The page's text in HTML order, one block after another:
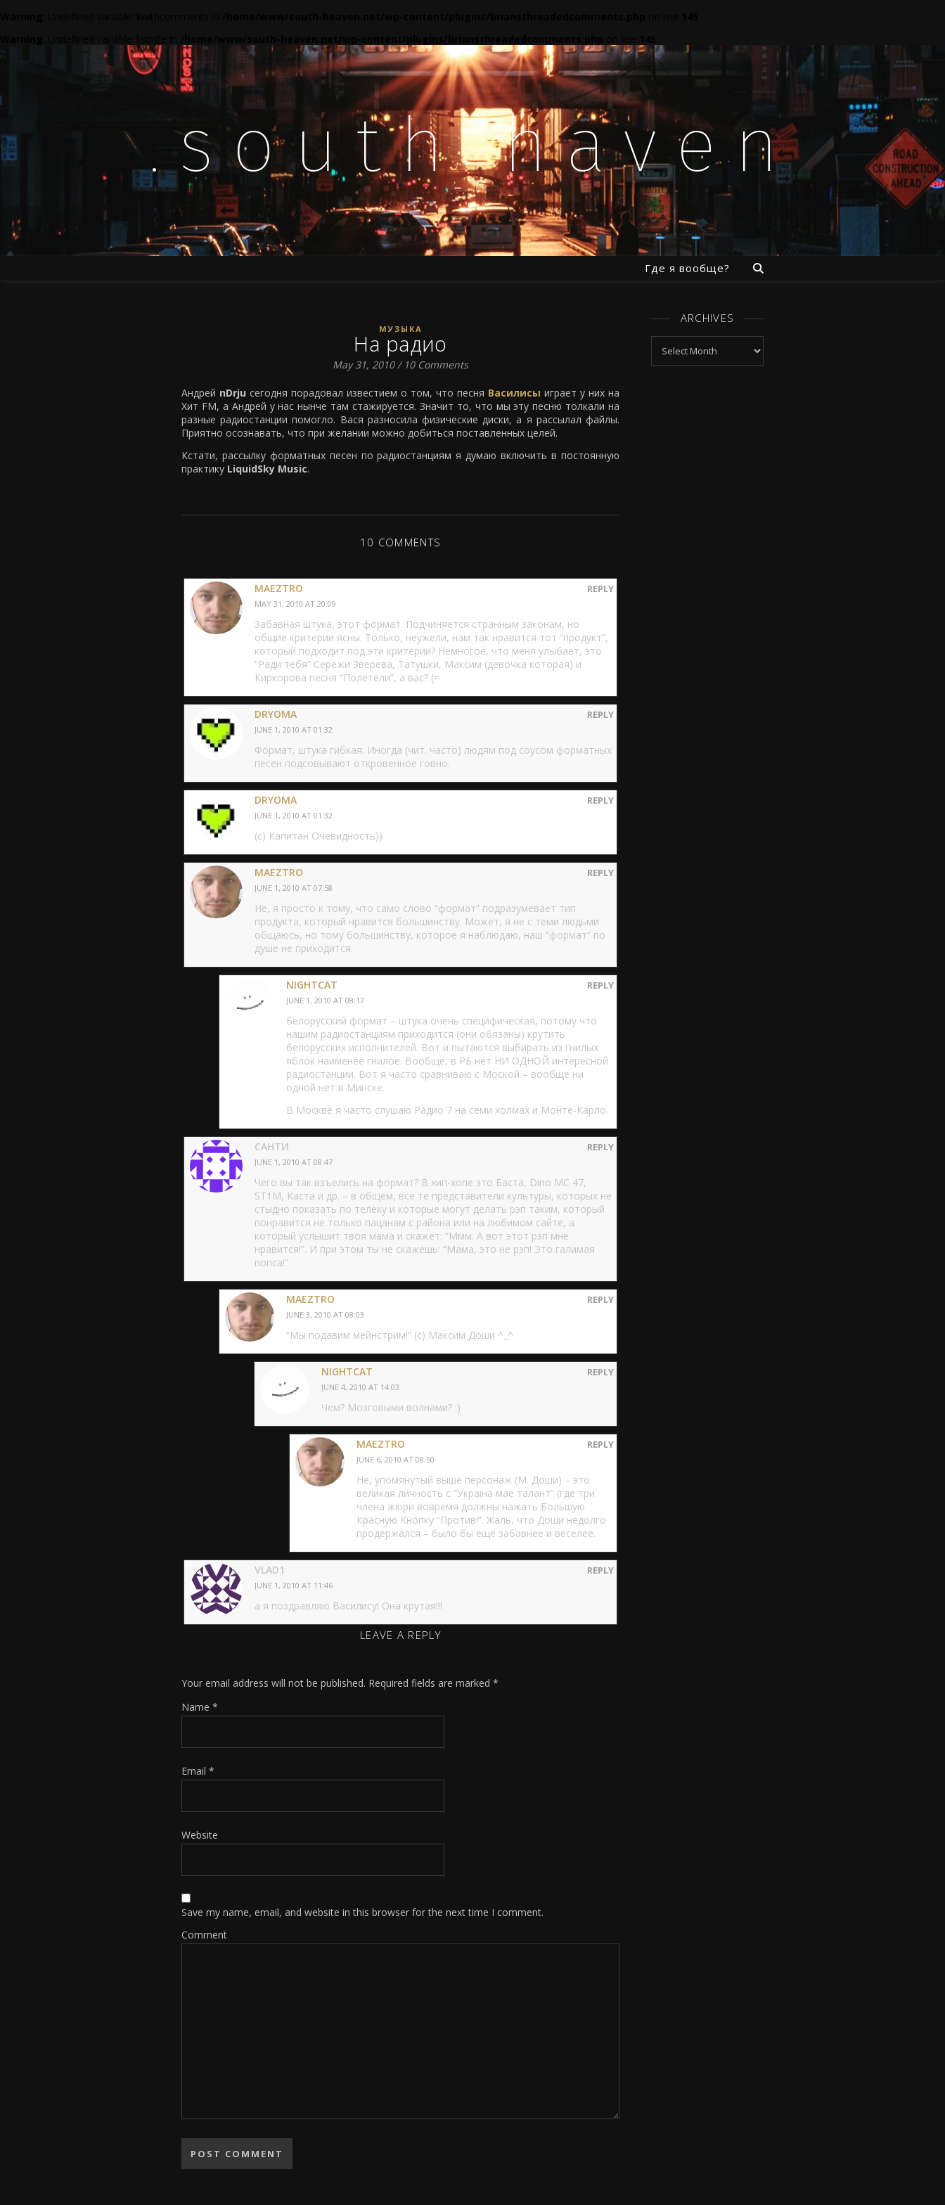
.south haven
Где я вообще?
МУЗЫКА
На радио
May 31, 2010 / 10 Comments
Андрей nDrju сегодня порадовал известием о том, что песня Василисы играет у них на
Хит FM, а Андрей у нас нынче там стажируется. Значит то, что мы эту песню толкали на
разные радиостанции помогло. Вася разносила физические диски, а я рассылал файлы.
Приятно осознавать, что при желании можно добиться поставленных целей.
Кстати, рассылку форматных песен по радиостанциям я думаю включить в постоянную
практику LiquidSky Music.
10 COMMENTS
MAEZTRO
MAY 31, 2010 AT 20:09
REPLY
Забавная штука, этот формат. Подчиняется странным законам, но
общие критерии ясны. Только, неужели, нам так нравится тот “продукт”,
который подходит под эти критерии? Немногое, что меня улыбает, это
“Ради тебя” Сережи Зверева, Татушки, Максим (девочка которая) и
Киркорова песня “Полетели”, а вас? (=
DRYOMA
JUNE 1, 2010 AT 01:32
REPLY
Формат, штука гибкая. Иногда (чит. часто) людям под соусом форматных
песен подсовывают откровенное говно.
DRYOMA
JUNE 1, 2010 AT 01:32
REPLY
(с) Капитан Очевидность))
MAEZTRO
JUNE 1, 2010 AT 07:58
REPLY
Не, я просто к тому, что само слово “формат” подразумевает тип
продукта, который нравится большинству. Может, я не с теми людьми
общаюсь, но тому большинству, которое я наблюдаю, наш “формат” по
душе не приходится.
NIGHTCAT
JUNE 1, 2010 AT 08:17
REPLY
Белорусский формат – штука очень специфическая, потому что
нашим радиостанциям приходится (они обязаны) крутить
белорусских исполнителей. Вот и пытаются выбирать из гнилых
яблок наименее гнилое. Вообще, в РБ нет НИ ОДНОЙ интересной
радиостанции. Вот я часто сравниваю с Моской – вообще ни
одной нет в Минске.
В Москве я часто слушаю Радио 7 на семи холмах и Монте-Карло.
САНТИ
JUNE 1, 2010 AT 08:47
REPLY
Чего вы так взъелись на формат? В хип-хопе это Баста, Dino MC 47,
ST1M, Каста и др. – в общем, все те представители культуры, которых не
стыдно показать по телеку и которые могут делать рэп таким, который
понравится не только пацанам с района или на любимом сайте, а
который услышит твоя мама и скажет: “Ммм. А вот этот рэп мне
нравится!”. И при этом ты не скажешь: “Мама, это не рэп! Это галимая
попса!”
MAEZTRO
JUNE 3, 2010 AT 08:03
REPLY
“Мы подавим мейнстрим!” (с) Максим Доши ^_^
NIGHTCAT
JUNE 4, 2010 AT 14:03
REPLY
Чем? Мозговыми волнами? :)
MAEZTRO
JUNE 6, 2010 AT 08:50
REPLY
Не, упомянутый выше персонаж (М. Доши) – это
великая личность с “Украiна мае талант” (где три
члена жюри вовремя должны нажать Большую
Красную Кнопку “Против!”. Жаль, что Доши недолго
продержался – было бы еще забавнее и веселее.
VLAD1
JUNE 1, 2010 AT 11:46
REPLY
a я поздрaвляю Вaсилису! Онa крутaя!!!
LEAVE A REPLY
Your email address will not be published. Required fields are marked *
Name *
Email *
Website
Save my name, email, and website in this browser for the next time I comment.
Comment
ARCHIVES
Archives